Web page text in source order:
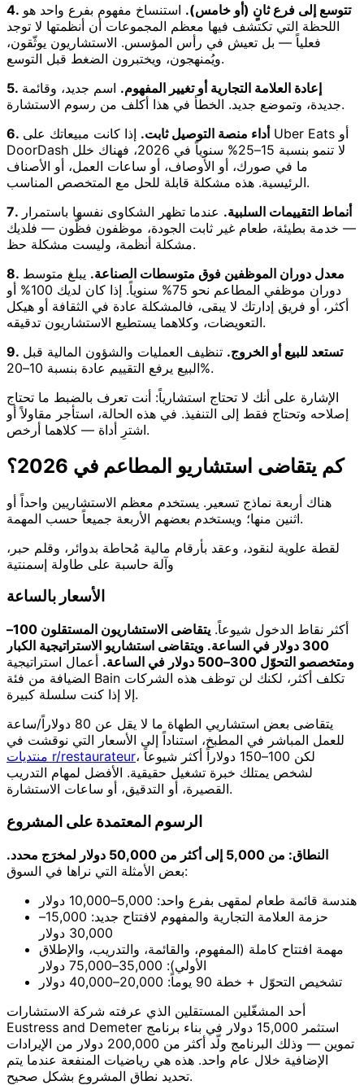
4. تتوسع إلى فرع ثانٍ (أو خامس). استنساخ مفهوم بفرع واحد هو
اللحظة التي تكتشف فيها معظم المجموعات أن أنظمتها لا توجد
فعلياً — بل تعيش في رأس المؤسس. الاستشاريون يوثّقون،
ويُمنهجون، ويختبرون الضغط قبل التوسع.
5. إعادة العلامة التجارية أو تغيير المفهوم. اسم جديد، وقائمة
جديدة، وتموضع جديد. الخطأ في هذا أكلف من رسوم الاستشارة.
6. أداء منصة التوصيل ثابت. إذا كانت مبيعاتك على Uber Eats أو
DoorDash لا تنمو بنسبة 15–25% سنوياً في 2026، فهناك خلل
ما في صورك، أو الأوصاف، أو ساعات العمل، أو الأصناف
الرئيسية. هذه مشكلة قابلة للحل مع المتخصص المناسب.
7. أنماط التقييمات السلبية. عندما تظهر الشكاوى نفسها باستمرار
— خدمة بطيئة، طعام غير ثابت الجودة، موظفون فظّون — فلديك
مشكلة أنظمة، وليست مشكلة حظ.
8. معدل دوران الموظفين فوق متوسطات الصناعة. يبلغ متوسط
دوران موظفي المطاعم نحو 75% سنوياً. إذا كان لديك 100% أو
أكثر، أو فريق إدارتك لا يبقى، فالمشكلة عادة في الثقافة أو هيكل
التعويضات، وكلاهما يستطيع الاستشاريون تدقيقه.
9. تستعد للبيع أو الخروج. تنظيف العمليات والشؤون المالية قبل
البيع يرفع التقييم عادة بنسبة 10–20%.
الإشارة على أنك لا تحتاج استشارياً: أنت تعرف بالضبط ما تحتاج
إصلاحه وتحتاج فقط إلى التنفيذ. في هذه الحالة، استأجر مقاولاً أو
اشترِ أداة — كلاهما أرخص.
كم يتقاضى استشاريو المطاعم في 2026؟
هناك أربعة نماذج تسعير. يستخدم معظم الاستشاريين واحداً أو
اثنين منها؛ ويستخدم بعضهم الأربعة جميعاً حسب المهمة.
لقطة علوية لنقود، وعقد بأرقام مالية مُحاطة بدوائر، وقلم حبر،
وآلة حاسبة على طاولة إسمنتية
الأسعار بالساعة
أكثر نقاط الدخول شيوعاً.
يتقاضى الاستشاريون المستقلون 100–
300 دولار في الساعة. ويتقاضى استشاريو الاستراتيجية الكبار
ومتخصصو التحوّل 300–500 دولار في الساعة.
أعمال استراتيجية
الضيافة من فئة Bain تكلف أكثر، لكنك لن توظف هذه الشركات
إلا إذا كنت سلسلة كبيرة.
يتقاضى بعض استشاريي الطهاة ما لا يقل عن 80 دولاراً/ساعة
للعمل المباشر في المطبخ، استناداً إلى الأسعار التي نوقشت في
منتديات r/restaurateur، لكن 100–150 دولاراً أكثر شيوعاً
لشخص يمتلك خبرة تشغيل حقيقية. الأفضل لمهام التدريب
القصيرة، أو التدقيق، أو ساعات الاستشارة.
الرسوم المعتمدة على المشروع
النطاق: من 5,000 إلى أكثر من 50,000 دولار لمخرَج محدد.
بعض الأمثلة التي نراها في السوق:
هندسة قائمة طعام لمقهى بفرع واحد: 5,000–10,000 دولار
حزمة العلامة التجارية والمفهوم لافتتاح جديد: 15,000–
30,000 دولار
مهمة افتتاح كاملة (المفهوم، والقائمة، والتدريب، والإطلاق
الأولي): 35,000–75,000 دولار
تشخيص التحوّل + خطة 90 يوماً: 20,000–40,000 دولار
أحد المشغّلين المستقلين الذي عرفته شركة الاستشارات
Eustress and Demeter استثمر 15,000 دولار في بناء برنامج
تموين — وذلك البرنامج ولّد أكثر من 200,000 دولار من الإيرادات
الإضافية خلال عام واحد. هذه هي رياضيات المنفعة عندما يتم
تحديد نطاق المشروع بشكل صحيح.